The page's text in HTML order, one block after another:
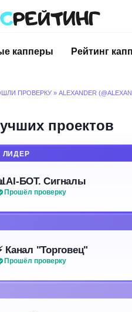
капперы
Рейтинг
ПРОВЕРКУ » ALEXANDER
проектов
ЛИДЕР
БОТ. Сигналы
Прошёл проверку
Канал "Торговец"
Прошёл проверку